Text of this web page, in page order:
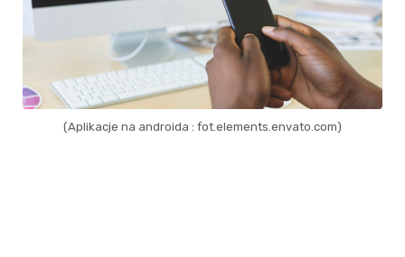
(Aplikacje na androida : fot.elements.envato.com)